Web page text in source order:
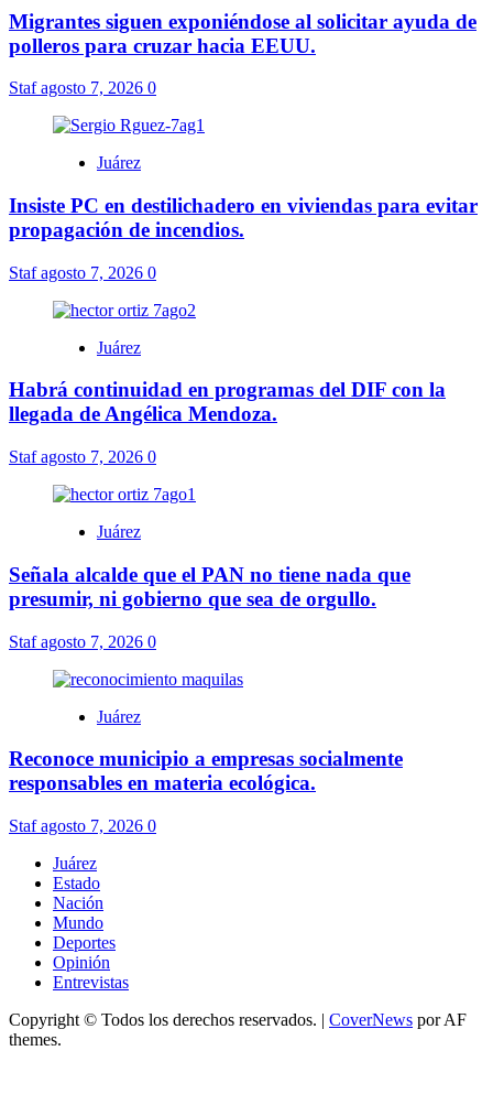
Migrantes siguen exponiéndose al solicitar ayuda de
polleros para cruzar hacia EEUU.
Stafagosto 7, 2026 0
Juárez
Insiste PC en destilichadero en viviendas para evitar
propagación de incendios.
Stafagosto 7, 2026 0
Juárez
Habrá continuidad en programas del DIF con la
llegada de Angélica Mendoza.
Stafagosto 7, 2026 0
Juárez
Señala alcalde que el PAN no tiene nada que
presumir, ni gobierno que sea de orgullo.
Stafagosto 7, 2026 0
Juárez
Reconoce municipio a empresas socialmente
responsables en materia ecológica.
Stafagosto 7, 2026 0
Juárez
Estado
Nación
Mundo
Deportes
Opinión
Entrevistas
Copyright © Todos los derechos reservados. | CoverNews por AF
themes.